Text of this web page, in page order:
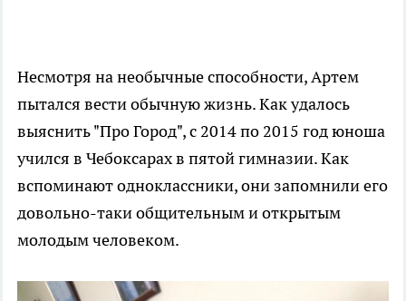
Несмотря на необычные способности, Артем
пытался вести обычную жизнь. Как удалось
выяснить "Про Город", с 2014 по 2015 год юноша
учился в Чебоксарах в пятой гимназии. Как
вспоминают одноклассники, они запомнили его
довольно-таки общительным и открытым
молодым человеком.